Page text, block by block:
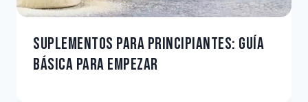
SUPLEMENTOS PARA PRINCIPIANTES: GUÍA
BÁSICA PARA EMPEZAR